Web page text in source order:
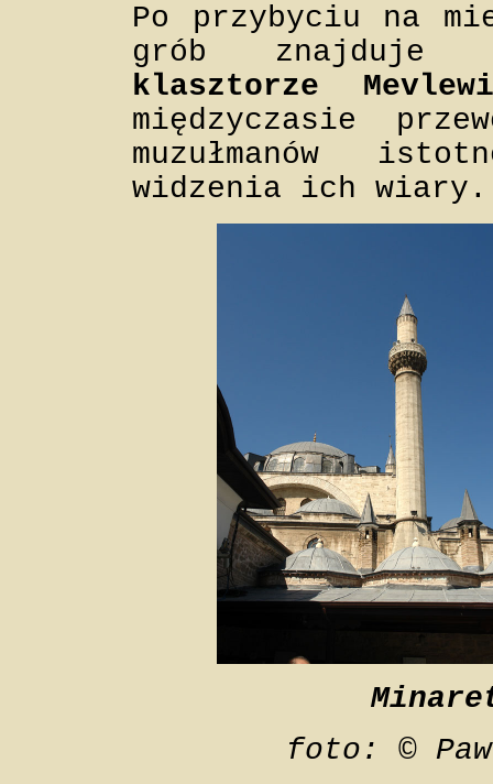
Po przybyciu na
grób znajduje
klasztorze
międzyczasie
muzułmanów
widzenia ich wiary.
foto: ©